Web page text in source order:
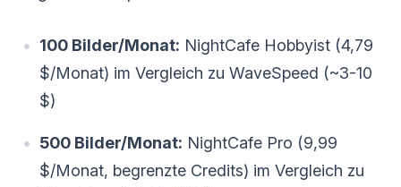
100 Bilder/Monat: NightCafe Hobbyist (4,79
$/Monat) im Vergleich zu WaveSpeed (~3-10
$)
500 Bilder/Monat: NightCafe Pro (9,99
$/Monat, begrenzte Credits) im Vergleich zu